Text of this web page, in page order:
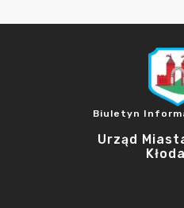
Biuletyn
Urząd